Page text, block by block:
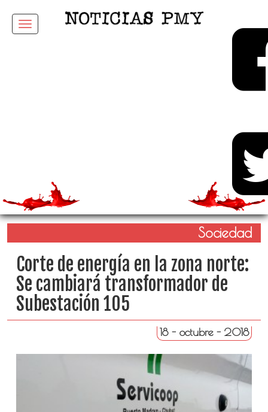
Menu
Sociedad
Corte de energía en la zona norte:
Se cambiará transformador de
Subestación 105
18 - octubre - 2018